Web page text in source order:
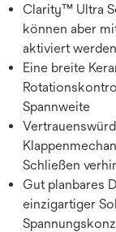
Clarity™ Ultra
können aber
aktiviert werden
Eine breite
Spannweite
Schließen
Gut planbares
einzigartiger